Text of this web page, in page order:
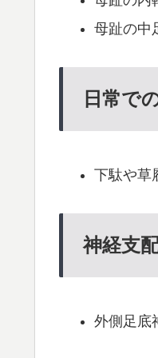
母趾の中
日常で
下駄や草
神経支
外側足底